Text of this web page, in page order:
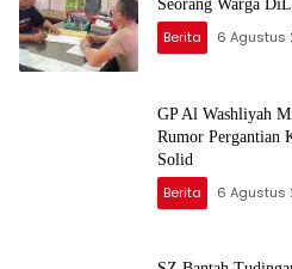
Seorang Warga
Berita 6 Agustus
GP Al Washliyah
Rumor Pergantian
Solid
Berita 6 Agustus